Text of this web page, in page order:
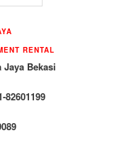
RENTAL
Bekasi
82601199